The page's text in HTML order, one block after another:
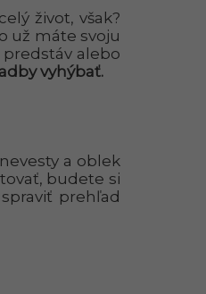
život, však?
už máte svoju
alebo
vyhýbať.
a oblek
budete si
prehľad